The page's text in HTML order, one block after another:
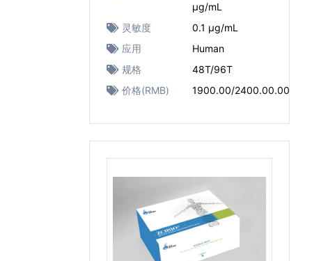
μg/mL
灵敏度
0.1 μg/mL
应用
Human
规格
48T/96T
价格(RMB)
1900.00/2400.00.00